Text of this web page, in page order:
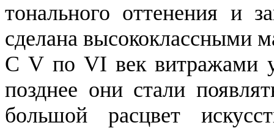
тонального оттенения и
сделана высококлассными
С V по VІ век витражами
позднее они стали
большой расцвет